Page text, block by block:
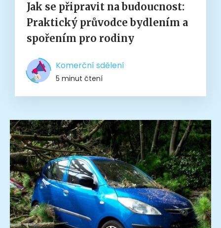
Jak se připravit na budoucnost:
Praktický průvodce bydlením a
spořením pro rodiny
Komerční sdělení
5 minut čtení